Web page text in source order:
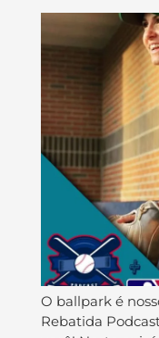
O ballpark é
Rebatida